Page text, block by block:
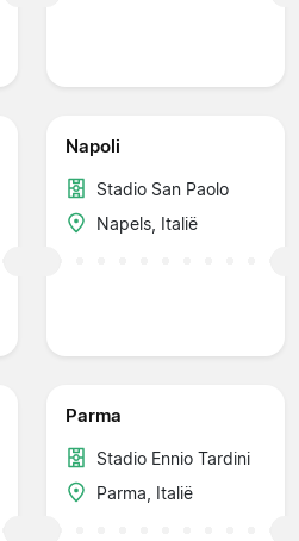
Napoli
Stadio San Paolo
Napels, Italië
Parma
Stadio Ennio Tardini
Parma, Italië